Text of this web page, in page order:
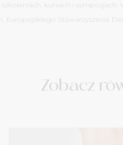
kursach i
Europejskiego Stowarzyszenia
Zobacz